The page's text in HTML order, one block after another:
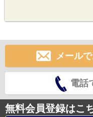
メール
電話
無料会員登録はこ